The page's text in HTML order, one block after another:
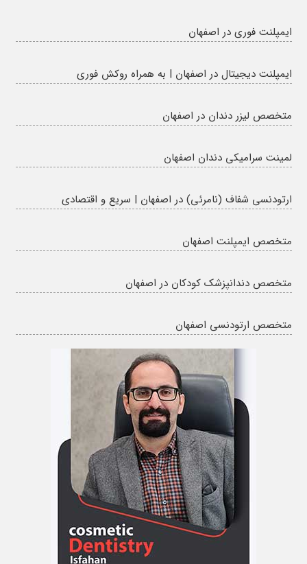
ایمپلنت فوری در اصفهان
ایمپلنت دیجیتال در اصفهان | به همراه روکش فوری
متخصص لیزر دندان در اصفهان
لمینت سرامیکی دندان اصفهان
ارتودنسی شفاف (نامرئی) در اصفهان | سریع و اقتصادی
متخصص ایمپلنت اصفهان
متخصص دندانپزشک کودکان در اصفهان
متخصص ارتودنسی اصفهان